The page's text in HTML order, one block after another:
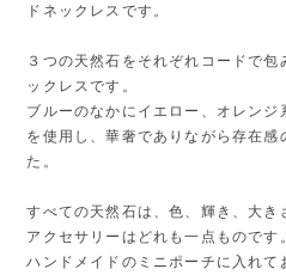
ドネックレスです。
３つの天然石をそれぞれコードで
ックレスです。
ブルーのなかにイエロー、オレンジ
を使用し、華奢でありながら存在感
た。
すべての天然石は、色、輝き、大き
アクセサリーはどれも一点ものです。
ハンドメイドのミニポーチに入れて